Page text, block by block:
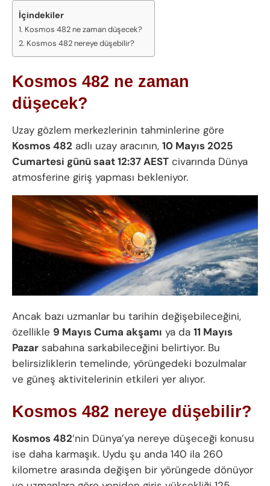
İçindekiler
Kosmos 482 ne zaman düşecek?
Kosmos 482 nereye düşebilir?
Kosmos 482 ne zaman
düşecek?
Uzay gözlem merkezlerinin tahminlerine göre
Kosmos 482 adlı uzay aracının, 10 Mayıs 2025
Cumartesi günü saat 12:37 AEST civarında Dünya
atmosferine giriş yapması bekleniyor.
Ancak bazı uzmanlar bu tarihin değişebileceğini,
özellikle 9 Mayıs Cuma akşamı ya da 11 Mayıs
Pazar sabahına sarkabileceğini belirtiyor. Bu
belirsizliklerin temelinde, yörüngedeki bozulmalar
ve güneş aktivitelerinin etkileri yer alıyor.
Kosmos 482 nereye düşebilir?
Kosmos 482‘nin Dünya’ya nereye düşeceği konusu
ise daha karmaşık. Uydu şu anda 140 ila 260
kilometre arasında değişen bir yörüngede dönüyor